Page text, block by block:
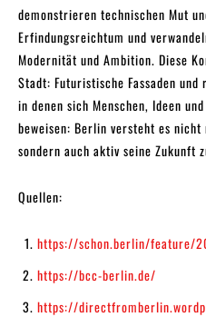
demonstrieren technischen Mut
Erfindungsreichtum und
Modernität und Ambition. Diese
Stadt: Futuristische Fassaden
in denen sich Menschen, Ideen
beweisen: Berlin versteht es nicht
sondern auch aktiv seine Zukunft
Quellen:
https://schon.berlin/feature/
https://bcc-berlin.de/
https://